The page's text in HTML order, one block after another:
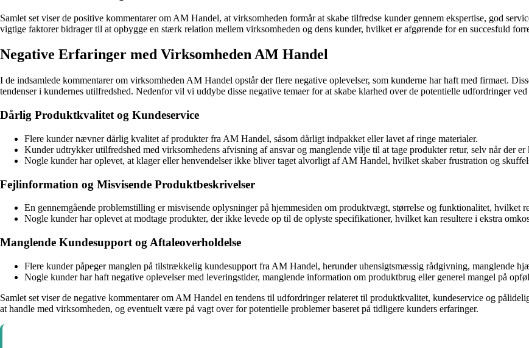
Samlet set viser de positive kommentarer om AM Handel, at virksomheden formår at skabe tilfredse kunder gennem ekspertise, god
vigtige faktorer bidrager til at opbygge en stærk relation mellem virksomheden og dens kunder, hvilket er afgørende for en succesfuld
Negative Erfaringer med Virksomheden AM Handel
I de indsamlede kommentarer om virksomheden AM Handel opstår der flere negative oplevelser, som kunderne har haft med firmaet.
tendenser i kundernes utilfredshed. Nedenfor vil vi uddybe disse negative temaer for at skabe klarhed over de potentielle udfordringer
Dårlig Produktkvalitet og Kundeservice
Flere kunder nævner dårlig kvalitet af produkter fra AM Handel, såsom dårligt indpakket eller lavet af ringe materialer.
Kunder udtrykker utilfredshed med virksomhedens afvisning af ansvar og manglende vilje til at tage produkter retur, selv når der er
Nogle kunder har oplevet, at klager eller henvendelser ikke bliver taget alvorligt af AM Handel, hvilket skaber frustration og
Fejlinformation og Misvisende Produktbeskrivelser
En gennemgående problemstilling er misvisende oplysninger på hjemmesiden om produktvægt, størrelse og funktionalitet, hvilket
Nogle kunder har oplevet at modtage produkter, der ikke levede op til de oplyste specifikationer, hvilket kan resultere i ekstra
Manglende Kundesupport og Aftaleoverholdelse
Flere kunder påpeger manglen på tilstrækkelig kundesupport fra AM Handel, herunder uhensigtsmæssig rådgivning, manglende
Nogle kunder har haft negative oplevelser med leveringstider, manglende information om produktbrug eller generel mangel på
Samlet set viser de negative kommentarer om AM Handel en tendens til udfordringer relateret til produktkvalitet, kundeservice og
at handle med virksomheden, og eventuelt være på vagt over for potentielle problemer baseret på tidligere kunders erfaringer.